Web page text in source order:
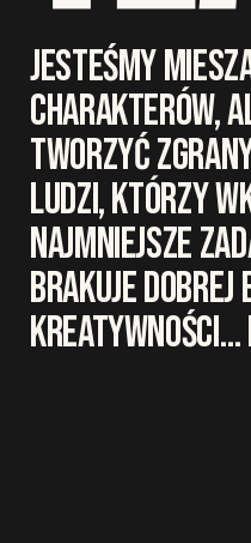
JESTEŚMY
CHARAKTERÓW,
TWORZYĆ
LUDZI, KTÓRZY
NAJMNIEJSZE
BRAKUJE DOBREJ